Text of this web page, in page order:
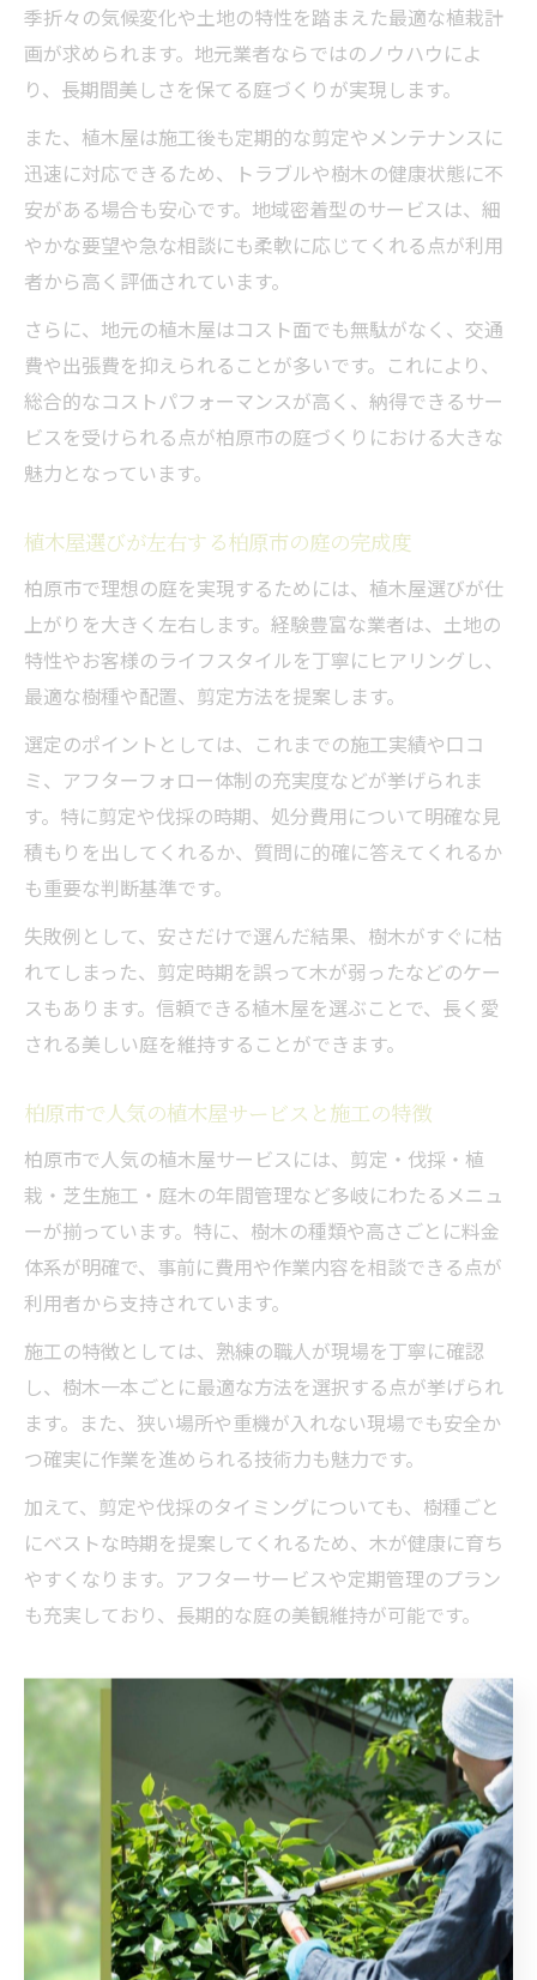
季折々の気候変化や土地の特性を踏まえた最適な植栽計
画が求められます。地元業者ならではのノウハウによ
り、長期間美しさを保てる庭づくりが実現します。
また、植木屋は施工後も定期的な剪定やメンテナンスに
迅速に対応できるため、トラブルや樹木の健康状態に不
安がある場合も安心です。地域密着型のサービスは、細
やかな要望や急な相談にも柔軟に応じてくれる点が利用
者から高く評価されています。
さらに、地元の植木屋はコスト面でも無駄がなく、交通
費や出張費を抑えられることが多いです。これにより、
総合的なコストパフォーマンスが高く、納得できるサー
ビスを受けられる点が柏原市の庭づくりにおける大きな
魅力となっています。
植木屋選びが左右する柏原市の庭の完成度
柏原市で理想の庭を実現するためには、植木屋選びが仕
上がりを大きく左右します。経験豊富な業者は、土地の
特性やお客様のライフスタイルを丁寧にヒアリングし、
最適な樹種や配置、剪定方法を提案します。
選定のポイントとしては、これまでの施工実績や口コ
ミ、アフターフォロー体制の充実度などが挙げられま
す。特に剪定や伐採の時期、処分費用について明確な見
積もりを出してくれるか、質問に的確に答えてくれるか
も重要な判断基準です。
失敗例として、安さだけで選んだ結果、樹木がすぐに枯
れてしまった、剪定時期を誤って木が弱ったなどのケー
スもあります。信頼できる植木屋を選ぶことで、長く愛
される美しい庭を維持することができます。
柏原市で人気の植木屋サービスと施工の特徴
柏原市で人気の植木屋サービスには、剪定・伐採・植
栽・芝生施工・庭木の年間管理など多岐にわたるメニュ
ーが揃っています。特に、樹木の種類や高さごとに料金
体系が明確で、事前に費用や作業内容を相談できる点が
利用者から支持されています。
施工の特徴としては、熟練の職人が現場を丁寧に確認
し、樹木一本ごとに最適な方法を選択する点が挙げられ
ます。また、狭い場所や重機が入れない現場でも安全か
つ確実に作業を進められる技術力も魅力です。
加えて、剪定や伐採のタイミングについても、樹種ごと
にベストな時期を提案してくれるため、木が健康に育ち
やすくなります。アフターサービスや定期管理のプラン
も充実しており、長期的な庭の美観維持が可能です。
天王寺区で植木屋が提案する費用の
見極め方
植木屋への依頼費用を天王寺区で見極めるポイント
天王寺区で植木屋へ依頼する際、費用の妥当性を見極め
るためには、まず庭の広さや樹木の本数・高さ、作業内
容（剪定・伐採・処分など）を明確に把握することが重